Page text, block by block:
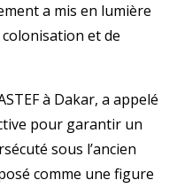
a mis en lumière
et de
à Dakar, a appelé
pour garantir un
sous l’ancien
comme une figure